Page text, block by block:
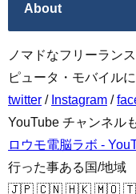
About
ノマドなフリーラン
ピュータ・モバイル
twitter / Instagram /
YouTube チャンネル
ロウモ電脳ラボ -
行った事ある国/地域
🇯🇵 🇨🇳 🇭🇰 🇲🇴